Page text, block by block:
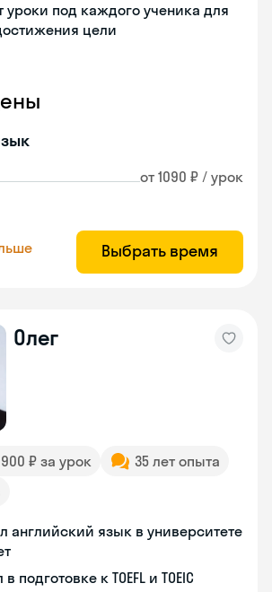
уроки под каждого ученика для
цели
от 1090 ₽ / урок
Выбрать время
Олег
₽ за урок
35 лет опыта
английский язык в университете
подготовке к TOEFL и TOEIC